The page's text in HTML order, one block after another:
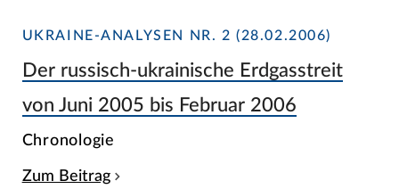
UKRAINE-ANALYSEN NR. 2 (28.02.2006)
Der russisch-ukrainische Erdgasstreit
von Juni 2005 bis Februar 2006
Chronologie
Zum Beitrag